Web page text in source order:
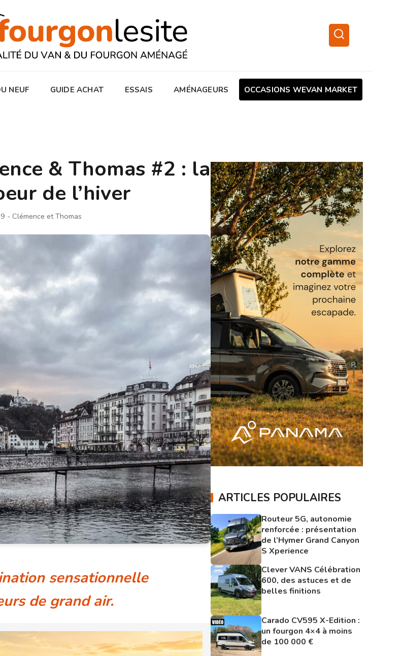
NEUF GUIDE ACHAT ESSAIS AMÉNAGEURS OCCASIONS WEVAN MARKET
& Thomas #2 : la
de l’hiver
- Clémence et Thomas
sensationnelle
de grand air.
ARTICLES POPULAIRES
Routeur 5G, autonomie
renforcée : présentation
de l’Hymer Grand Canyon
S Xperience
Clever VANS Célébration
600, des astuces et de
belles finitions
Carado CV595 X-Edition :
un fourgon 4×4 à moins
de 100 000 €